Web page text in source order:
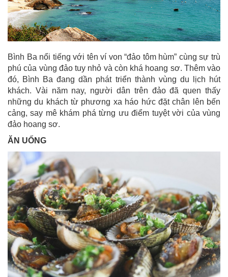
Bình Ba nổi tiếng với tên ví von “đảo tôm hùm” cùng sự trù
phú của vùng đảo tuy nhỏ và còn khá hoang sơ. Thêm vào
đó, Bình Ba đang dần phát triển thành vùng du lịch hút
khách. Vài năm nay, người dân trên đảo đã quen thấy
những du khách từ phương xa háo hức đặt chân lên bến
cảng, say mê khám phá từng ưu điểm tuyệt vời của vùng
đảo hoang sơ.
ĂN UỐNG